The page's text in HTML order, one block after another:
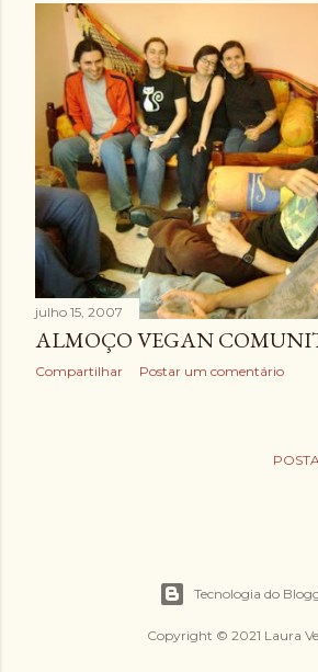
a
g
e
n
s
julho 15, 2007
ALMOÇO VEGAN
Compartilhar Postar um comentário
Tecnologia do
Copyright © 2021 Laura